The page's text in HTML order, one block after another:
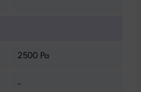
2500 Pa
-